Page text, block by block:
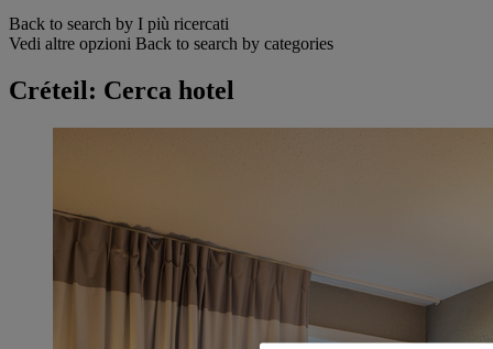
Back to search by I più ricercati
Vedi altre opzioni Back to search by categories
Créteil: Cerca hotel